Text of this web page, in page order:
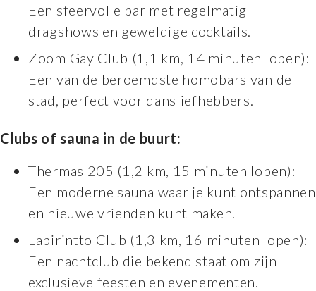
Een sfeervolle bar met regelmatig
dragshows en geweldige cocktails.
Zoom Gay Club (1,1 km, 14 minuten lopen):
Een van de beroemdste homobars van de
stad, perfect voor dansliefhebbers.
Clubs of sauna in de buurt:
Thermas 205 (1,2 km, 15 minuten lopen):
Een moderne sauna waar je kunt ontspannen
en nieuwe vrienden kunt maken.
Labirintto Club (1,3 km, 16 minuten lopen):
Een nachtclub die bekend staat om zijn
exclusieve feesten en evenementen.